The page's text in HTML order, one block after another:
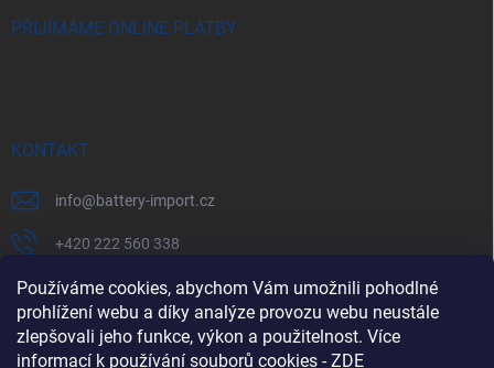
Používáme cookies, abychom Vám umožnili pohodlné
prohlížení webu a díky analýze provozu webu neustále
zlepšovali jeho funkce, výkon a použitelnost. Více
informací k používání souborů cookies -ZDE
PŘIJÍMÁME ONLINE PLATBY
KONTAKT
info@battery-import.cz
+420 222 560 338
+420 774 969 705